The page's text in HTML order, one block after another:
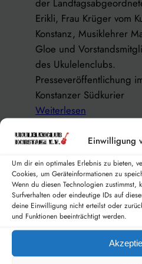
Einwilligung
Um dir ein optimales Erlebnis zu bieten,
Cookies, um Geräteinformationen zu
Wenn du diesen Technologien zustimmst,
Surfverhalten oder eindeutige IDs auf
deine Einwilligung nicht erteilst oder
und Funktionen beeinträchtigt werden.
s
a
m
s
p
i
e
l
n
u
n
d
w
h
l
e
l
e
n
c
l
u
K
o
n
s
t
a
der
Erikli, Frau Krüger vom
Konstanz, Musiklehrer
Gloe und
des Ukulelenclubs.
Presseveröffentlichung
Konstanzer Südkurier
Weiterlesen:
c
e
c
k
ü
b
Der Ukulelen
28.
Es ist wieder soweit,
Pause im November
kommenden Freitag den
30.1.2026 der erste
Ukulelenstammtisch